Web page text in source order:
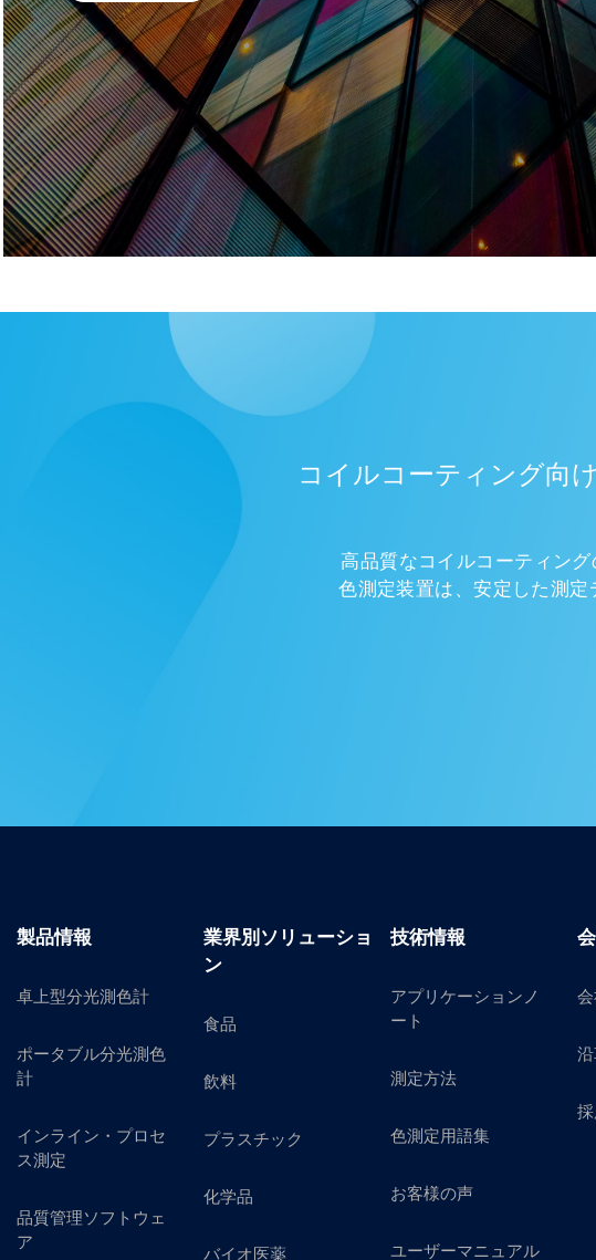
コイルコーティング向
高品質なコイルコーティン
色測定装置は、安定した測
製品情報
卓上型分光測色計
ポータブル分光測色
計
インライン・プロセ
ス測定
品質管理ソフトウェ
ア
業界別ソリューショ
ン
食品
飲料
プラスチック
化学品
バイオ医薬
技術情報
アプリケーションノ
ート
測定方法
色測定用語集
お客様の声
ユーザーマニュアル